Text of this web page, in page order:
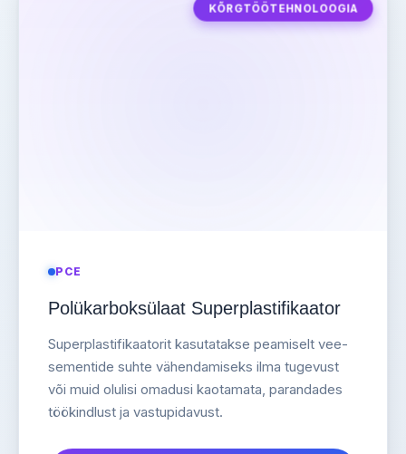
KÕRGTÖÖTEHNOLOOGIA
PCE
Polükarboksülaat Superplastifikaator
Superplastifikaatorit kasutatakse peamiselt vee-
sementide suhte vähendamiseks ilma tugevust
või muid olulisi omadusi kaotamata, parandades
töökindlust ja vastupidavust.